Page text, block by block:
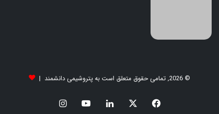
© 2026, تمامی حقوق متعلق است به پتروشیمی دانشمند |